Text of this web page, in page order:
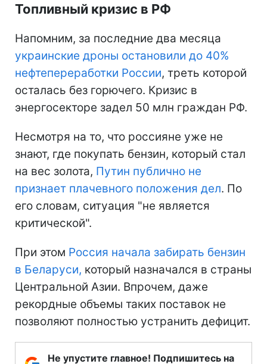
Топливный кризис в РФ
Напомним, за последние два месяца
украинские дроны остановили до 40%
нефтепереработки России, треть которой
осталась без горючего. Кризис в
энергосекторе задел 50 млн граждан РФ.
Несмотря на то, что россияне уже не
знают, где покупать бензин, который стал
на вес золота, Путин публично не
признает плачевного положения дел. По
его словам, ситуация "не является
критической".
При этом Россия начала забирать бензин
в Беларуси, который назначался в страны
Центральной Азии. Впрочем, даже
рекордные объемы таких поставок не
позволяют полностью устранить дефицит.
Не упустите главное! Подпишитесь на